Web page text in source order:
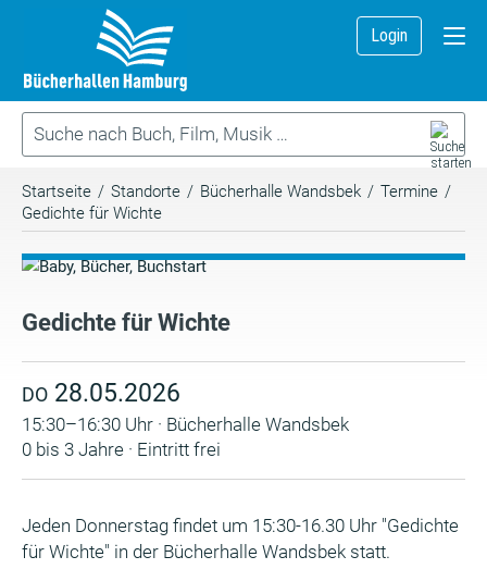
Login
Startseite / Standorte / Bücherhalle Wandsbek / Termine /
Gedichte für Wichte
Gedichte für Wichte
DO 28.05.2026
15:30–16:30 Uhr · Bücherhalle Wandsbek
0 bis 3 Jahre · Eintritt frei
Jeden Donnerstag findet um 15:30-16.30 Uhr "Gedichte
für Wichte" in der Bücherhalle Wandsbek statt.